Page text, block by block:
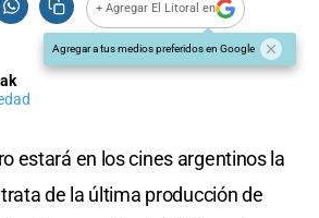
+ Agregar El Litoral en
Agregar a tus medios preferidos en Google
estará en los cines argentinos la
trata de la última producción de